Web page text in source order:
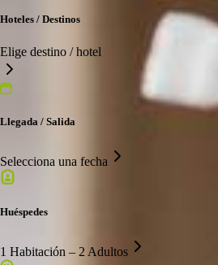
Hoteles / Destinos
Elige destino / hotel
Llegada / Salida
Selecciona una fecha
Huéspedes
1 Habitación – 2 Adultos